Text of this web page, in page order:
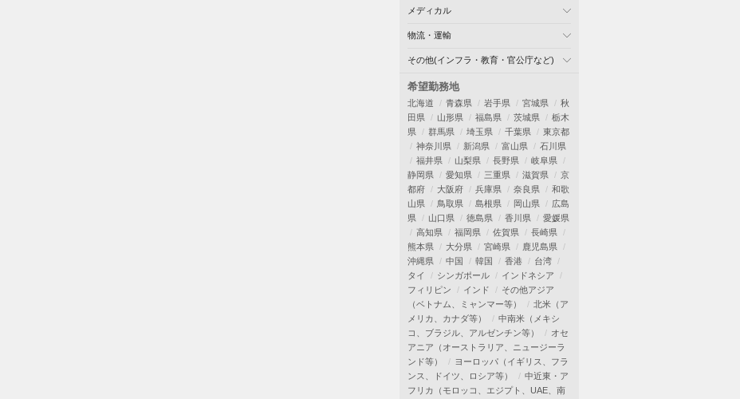
メディカル
物流・運輸
その他(インフラ・教育・官公庁など)
希望勤務地
北海道 青森県 岩手県 宮城県
秋
田県
山形県 福島県 茨城県
栃木
県
群馬県 埼玉県 千葉県
東京都
神奈川県
新潟県 富山県
石川県
福井県
山梨県 長野県
岐阜県
静岡県
愛知県 三重県 滋賀県
京
都府
大阪府 兵庫県 奈良県
和歌
山県
鳥取県 島根県 岡山県
広島
県
山口県 徳島県 香川県
愛媛県
高知県
福岡県 佐賀県
長崎県
熊本県
大分県 宮崎県
鹿児島県
沖縄県
中国 韓国 香港
台湾
タイ
シンガポール
インドネシア
フィリピン
インド
その他アジア
（ベトナム、ミャンマー等）
北米（ア
メリカ、カナダ等）
中南米（メキシ
コ、ブラジル、アルゼンチン等）
オセ
アニア（オーストラリア、ニュージーラ
ンド等）
ヨーロッパ（イギリス、フラ
ンス、ドイツ、ロシア等）
中近東・ア
フリカ（モロッコ、エジプト、UAE、南